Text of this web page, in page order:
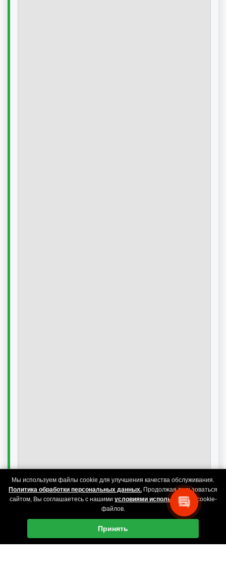
Мы используем файлы cookie для улучшения качества обслуживания.
Политика обработки персональных данных. Продолжая пользоваться
сайтом, Вы соглашаетесь с нашими условиями использования
cookie-
файлов.
Принять